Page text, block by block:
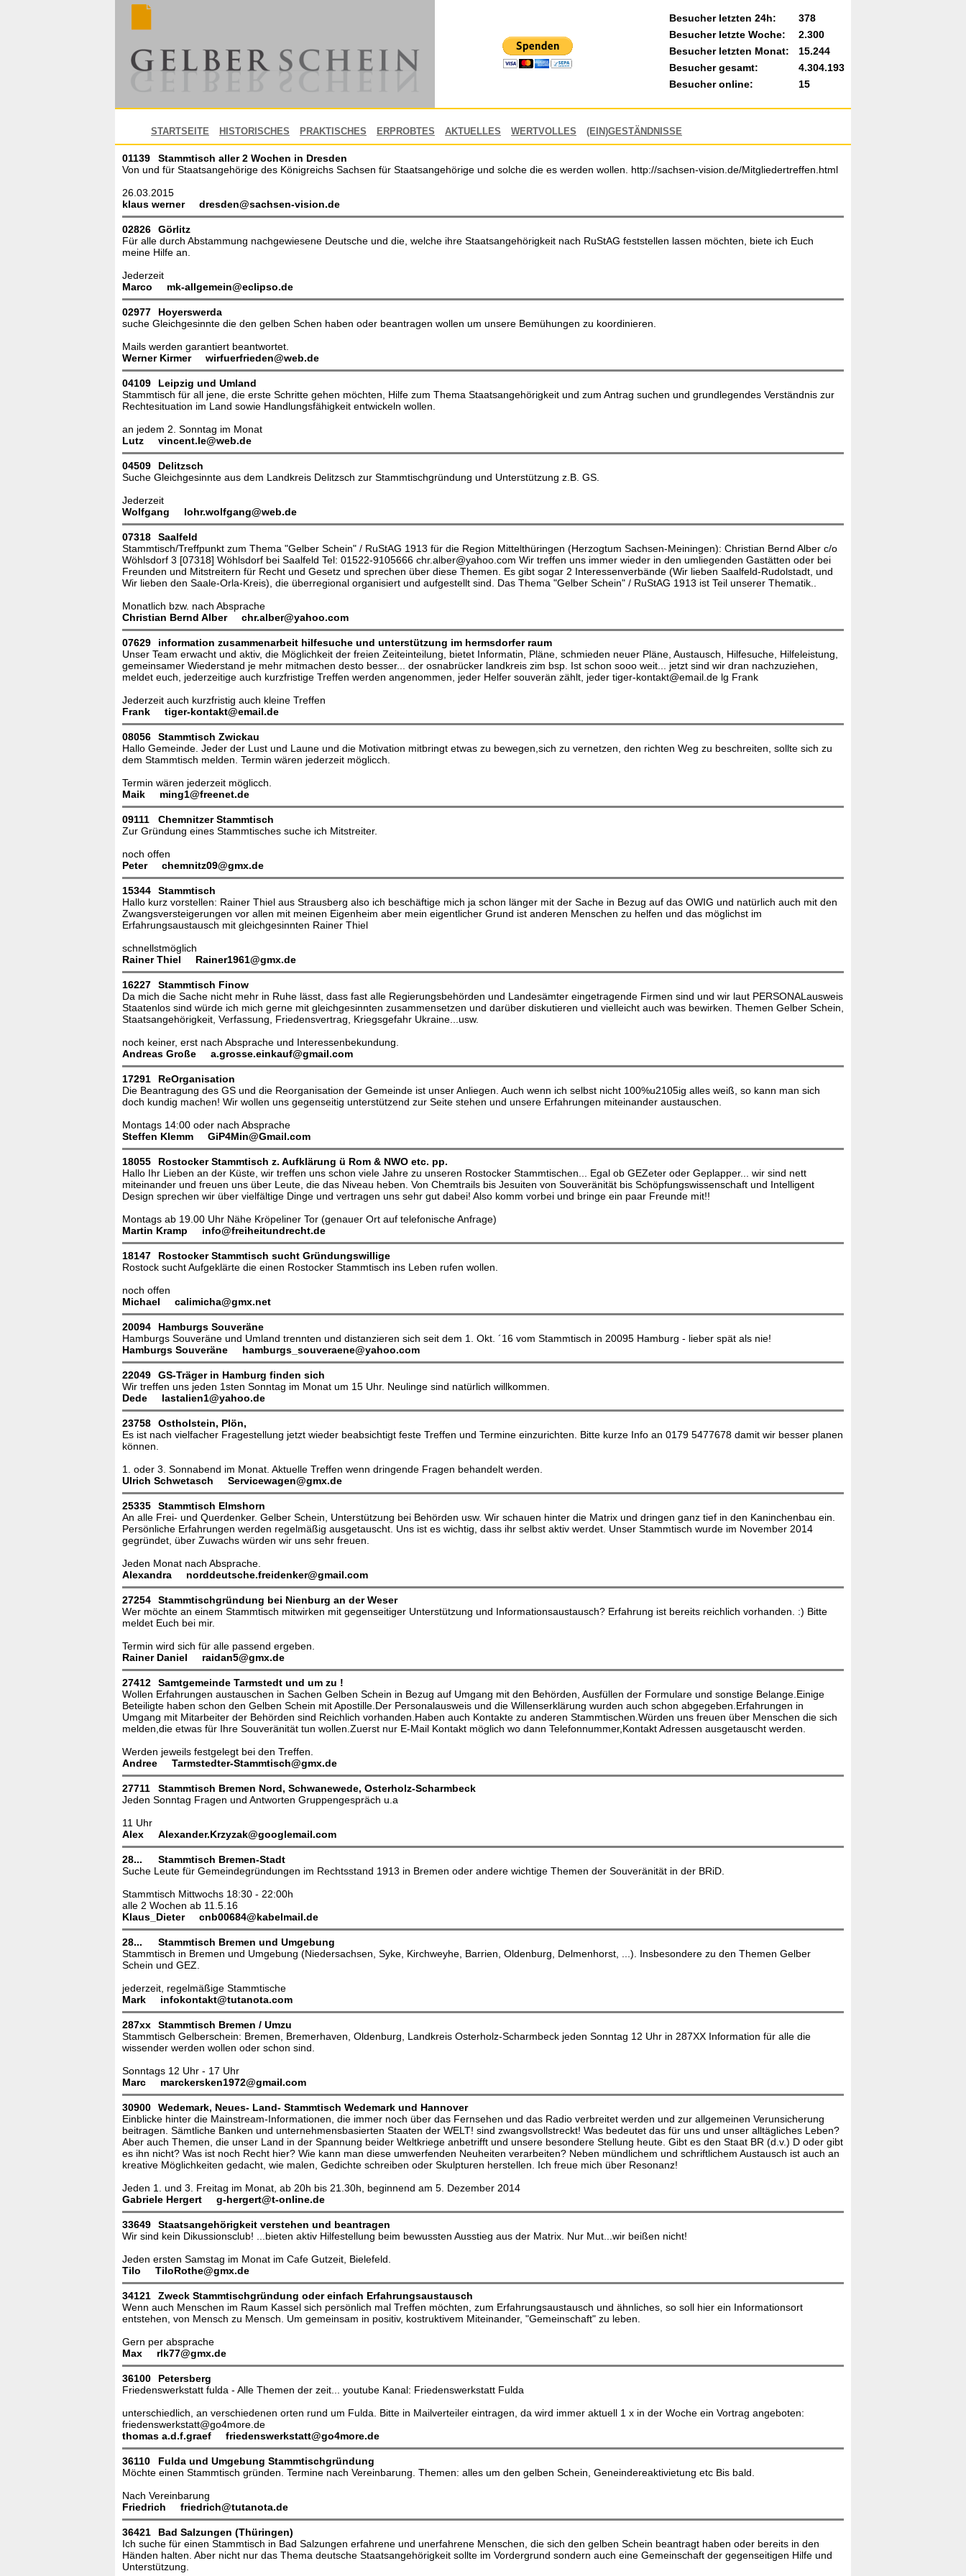
Besucher letzten 24h:
378
Besucher letzte Woche:
2.300
Besucher letzten Monat:
15.244
Besucher gesamt:
4.304.193
Besucher online:
15
STARTSEITE HISTORISCHES PRAKTISCHES ERPROBTES AKTUELLES WERTVOLLES (EIN)GESTÄNDNISSE
01139
Stammtisch aller 2 Wochen in Dresden
Von und für Staatsangehörige des Königreichs Sachsen für Staatsangehörige und solche die es werden wollen. http://sachsen-vision.de/Mitgliedertreffen.html
26.03.2015
klaus werner
dresden@sachsen-vision.de
02826
Görlitz
Für alle durch Abstammung nachgewiesene Deutsche und die, welche ihre Staatsangehörigkeit nach RuStAG feststellen lassen möchten, biete ich Euch
meine Hilfe an.
Jederzeit
Marco
mk-allgemein@eclipso.de
02977
Hoyerswerda
suche Gleichgesinnte die den gelben Schen haben oder beantragen wollen um unsere Bemühungen zu koordinieren.
Mails werden garantiert beantwortet.
Werner Kirmer
wirfuerfrieden@web.de
04109
Leipzig und Umland
Stammtisch für all jene, die erste Schritte gehen möchten, Hilfe zum Thema Staatsangehörigkeit und zum Antrag suchen und grundlegendes Verständnis zur
Rechtesituation im Land sowie Handlungsfähigkeit entwickeln wollen.
an jedem 2. Sonntag im Monat
Lutz
vincent.le@web.de
04509
Delitzsch
Suche Gleichgesinnte aus dem Landkreis Delitzsch zur Stammtischgründung und Unterstützung z.B. GS.
Jederzeit
Wolfgang
lohr.wolfgang@web.de
07318
Saalfeld
Stammtisch/Treffpunkt zum Thema "Gelber Schein" / RuStAG 1913 für die Region Mittelthüringen (Herzogtum Sachsen-Meiningen): Christian Bernd Alber c/o
Wöhlsdorf 3 [07318] Wöhlsdorf bei Saalfeld Tel: 01522-9105666 chr.alber@yahoo.com Wir treffen uns immer wieder in den umliegenden Gastätten oder bei
Freunden und Mitstreitern für Recht und Gesetz und sprechen über diese Themen. Es gibt sogar 2 Interessenverbände (Wir lieben Saalfeld-Rudolstadt, und
Wir lieben den Saale-Orla-Kreis), die überregional organisiert und aufgestellt sind. Das Thema "Gelber Schein" / RuStAG 1913 ist Teil unserer Thematik..
Monatlich bzw. nach Absprache
Christian Bernd Alber
chr.alber@yahoo.com
07629
information zusammenarbeit hilfesuche und unterstützung im hermsdorfer raum
Unser Team erwacht und aktiv, die Möglichkeit der freien Zeiteinteilung, bietet Informatin, Pläne, schmieden neuer Pläne, Austausch, Hilfesuche, Hilfeleistung,
gemeinsamer Wiederstand je mehr mitmachen desto besser... der osnabrücker landkreis zim bsp. Ist schon sooo weit... jetzt sind wir dran nachzuziehen,
meldet euch, jederzeitige auch kurzfristige Treffen werden angenommen, jeder Helfer souverän zählt, jeder tiger-kontakt@email.de lg Frank
Jederzeit auch kurzfristig auch kleine Treffen
Frank
tiger-kontakt@email.de
08056
Stammtisch Zwickau
Hallo Gemeinde. Jeder der Lust und Laune und die Motivation mitbringt etwas zu bewegen,sich zu vernetzen, den richten Weg zu beschreiten, sollte sich zu
dem Stammtisch melden. Termin wären jederzeit möglicch.
Termin wären jederzeit möglicch.
Maik
ming1@freenet.de
09111
Chemnitzer Stammtisch
Zur Gründung eines Stammtisches suche ich Mitstreiter.
noch offen
Peter
chemnitz09@gmx.de
15344
Stammtisch
Hallo kurz vorstellen: Rainer Thiel aus Strausberg also ich beschäftige mich ja schon länger mit der Sache in Bezug auf das OWIG und natürlich auch mit den
Zwangsversteigerungen vor allen mit meinen Eigenheim aber mein eigentlicher Grund ist anderen Menschen zu helfen und das möglichst im
Erfahrungsaustausch mit gleichgesinnten Rainer Thiel
schnellstmöglich
Rainer Thiel
Rainer1961@gmx.de
16227
Stammtisch Finow
Da mich die Sache nicht mehr in Ruhe lässt, dass fast alle Regierungsbehörden und Landesämter eingetragende Firmen sind und wir laut PERSONALausweis
Staatenlos sind würde ich mich gerne mit gleichgesinnten zusammensetzen und darüber diskutieren und vielleicht auch was bewirken. Themen Gelber Schein,
Staatsangehörigkeit, Verfassung, Friedensvertrag, Kriegsgefahr Ukraine...usw.
noch keiner, erst nach Absprache und Interessenbekundung.
Andreas Große
a.grosse.einkauf@gmail.com
17291
ReOrganisation
Die Beantragung des GS und die Reorganisation der Gemeinde ist unser Anliegen. Auch wenn ich selbst nicht 100%u2105ig alles weiß, so kann man sich
doch kundig machen! Wir wollen uns gegenseitig unterstützend zur Seite stehen und unsere Erfahrungen miteinander austauschen.
Montags 14:00 oder nach Absprache
Steffen Klemm
GiP4Min@Gmail.com
18055
Rostocker Stammtisch z. Aufklärung ü Rom & NWO etc. pp.
Hallo Ihr Lieben an der Küste, wir treffen uns schon viele Jahre zu unseren Rostocker Stammtischen... Egal ob GEZeter oder Geplapper... wir sind nett
miteinander und freuen uns über Leute, die das Niveau heben. Von Chemtrails bis Jesuiten von Souveränität bis Schöpfungswissenschaft und Intelligent
Design sprechen wir über vielfältige Dinge und vertragen uns sehr gut dabei! Also komm vorbei und bringe ein paar Freunde mit!!
Montags ab 19.00 Uhr Nähe Kröpeliner Tor (genauer Ort auf telefonische Anfrage)
Martin Kramp
info@freiheitundrecht.de
18147
Rostocker Stammtisch sucht Gründungswillige
Rostock sucht Aufgeklärte die einen Rostocker Stammtisch ins Leben rufen wollen.
noch offen
Michael
calimicha@gmx.net
20094
Hamburgs Souveräne
Hamburgs Souveräne und Umland trennten und distanzieren sich seit dem 1. Okt. ´16 vom Stammtisch in 20095 Hamburg - lieber spät als nie!
Hamburgs Souveräne
hamburgs_souveraene@yahoo.com
22049
GS-Träger in Hamburg finden sich
Wir treffen uns jeden 1sten Sonntag im Monat um 15 Uhr. Neulinge sind natürlich willkommen.
Dede
lastalien1@yahoo.de
23758
Ostholstein, Plön,
Es ist nach vielfacher Fragestellung jetzt wieder beabsichtigt feste Treffen und Termine einzurichten. Bitte kurze Info an 0179 5477678 damit wir besser planen
können.
1. oder 3. Sonnabend im Monat. Aktuelle Treffen wenn dringende Fragen behandelt werden.
Ulrich Schwetasch
Servicewagen@gmx.de
25335
Stammtisch Elmshorn
An alle Frei- und Querdenker. Gelber Schein, Unterstützung bei Behörden usw. Wir schauen hinter die Matrix und dringen ganz tief in den Kaninchenbau ein.
Persönliche Erfahrungen werden regelmäßig ausgetauscht. Uns ist es wichtig, dass ihr selbst aktiv werdet. Unser Stammtisch wurde im November 2014
gegründet, über Zuwachs würden wir uns sehr freuen.
Jeden Monat nach Absprache.
Alexandra
norddeutsche.freidenker@gmail.com
27254
Stammtischgründung bei Nienburg an der Weser
Wer möchte an einem Stammtisch mitwirken mit gegenseitiger Unterstützung und Informationsaustausch? Erfahrung ist bereits reichlich vorhanden. :) Bitte
meldet Euch bei mir.
Termin wird sich für alle passend ergeben.
Rainer Daniel
raidan5@gmx.de
27412
Samtgemeinde Tarmstedt und um zu !
Wollen Erfahrungen austauschen in Sachen Gelben Schein in Bezug auf Umgang mit den Behörden, Ausfüllen der Formulare und sonstige Belange.Einige
Beteiligte haben schon den Gelben Schein mit Apostille.Der Personalausweis und die Willenserklärung wurden auch schon abgegeben.Erfahrungen in
Umgang mit Mitarbeiter der Behörden sind Reichlich vorhanden.Haben auch Kontakte zu anderen Stammtischen.Würden uns freuen über Menschen die sich
melden,die etwas für Ihre Souveränität tun wollen.Zuerst nur E-Mail Kontakt möglich wo dann Telefonnummer,Kontakt Adressen ausgetauscht werden.
Werden jeweils festgelegt bei den Treffen.
Andree
Tarmstedter-Stammtisch@gmx.de
27711
Stammtisch Bremen Nord, Schwanewede, Osterholz-Scharmbeck
Jeden Sonntag Fragen und Antworten Gruppengespräch u.a
11 Uhr
Alex
Alexander.Krzyzak@googlemail.com
28...
Stammtisch Bremen-Stadt
Suche Leute für Gemeindegründungen im Rechtsstand 1913 in Bremen oder andere wichtige Themen der Souveränität in der BRiD.
Stammtisch Mittwochs 18:30 - 22:00h
alle 2 Wochen ab 11.5.16
Klaus_Dieter
cnb00684@kabelmail.de
28...
Stammtisch Bremen und Umgebung
Stammtisch in Bremen und Umgebung (Niedersachsen, Syke, Kirchweyhe, Barrien, Oldenburg, Delmenhorst, ...). Insbesondere zu den Themen Gelber
Schein und GEZ.
jederzeit, regelmäßige Stammtische
Mark
infokontakt@tutanota.com
287xx
Stammtisch Bremen / Umzu
Stammtisch Gelberschein: Bremen, Bremerhaven, Oldenburg, Landkreis Osterholz-Scharmbeck jeden Sonntag 12 Uhr in 287XX Information für alle die
wissender werden wollen oder schon sind.
Sonntags 12 Uhr - 17 Uhr
Marc
marckersken1972@gmail.com
30900
Wedemark, Neues- Land- Stammtisch Wedemark und Hannover
Einblicke hinter die Mainstream-Informationen, die immer noch über das Fernsehen und das Radio verbreitet werden und zur allgemeinen Verunsicherung
beitragen. Sämtliche Banken und unternehmensbasierten Staaten der WELT! sind zwangsvollstreckt! Was bedeutet das für uns und unser alltägliches Leben?
Aber auch Themen, die unser Land in der Spannung beider Weltkriege anbetrifft und unsere besondere Stellung heute. Gibt es den Staat BR (d.v.) D oder gibt
es ihn nicht? Was ist noch Recht hier? Wie kann man diese umwerfenden Neuheiten verarbeiten? Neben mündlichem und schriftlichem Austausch ist auch an
kreative Möglichkeiten gedacht, wie malen, Gedichte schreiben oder Skulpturen herstellen. Ich freue mich über Resonanz!
Jeden 1. und 3. Freitag im Monat, ab 20h bis 21.30h, beginnend am 5. Dezember 2014
Gabriele Hergert
g-hergert@t-online.de
33649
Staatsangehörigkeit verstehen und beantragen
Wir sind kein Dikussionsclub! ...bieten aktiv Hilfestellung beim bewussten Ausstieg aus der Matrix. Nur Mut...wir beißen nicht!
Jeden ersten Samstag im Monat im Cafe Gutzeit, Bielefeld.
Tilo
TiloRothe@gmx.de
34121
Zweck Stammtischgründung oder einfach Erfahrungsaustausch
Wenn auch Menschen im Raum Kassel sich persönlich mal Treffen möchten, zum Erfahrungsaustausch und ähnliches, so soll hier ein Informationsort
entstehen, von Mensch zu Mensch. Um gemeinsam in positiv, kostruktivem Miteinander, "Gemeinschaft" zu leben.
Gern per absprache
Max
rlk77@gmx.de
36100
Petersberg
Friedenswerkstatt fulda - Alle Themen der zeit... youtube Kanal: Friedenswerkstatt Fulda
unterschiedlich, an verschiedenen orten rund um Fulda. Bitte in Mailverteiler eintragen, da wird immer aktuell 1 x in der Woche ein Vortrag angeboten:
friedenswerkstatt@go4more.de
thomas a.d.f.graef
friedenswerkstatt@go4more.de
36110
Fulda und Umgebung Stammtischgründung
Möchte einen Stammtisch gründen. Termine nach Vereinbarung. Themen: alles um den gelben Schein, Geneindereaktivietung etc Bis bald.
Nach Vereinbarung
Friedrich
friedrich@tutanota.de
36421
Bad Salzungen (Thüringen)
Ich suche für einen Stammtisch in Bad Salzungen erfahrene und unerfahrene Menschen, die sich den gelben Schein beantragt haben oder bereits in den
Händen halten. Aber nicht nur das Thema deutsche Staatsangehörigkeit sollte im Vordergrund sondern auch eine Gemeinschaft der gegenseitigen Hilfe und
Unterstützung.